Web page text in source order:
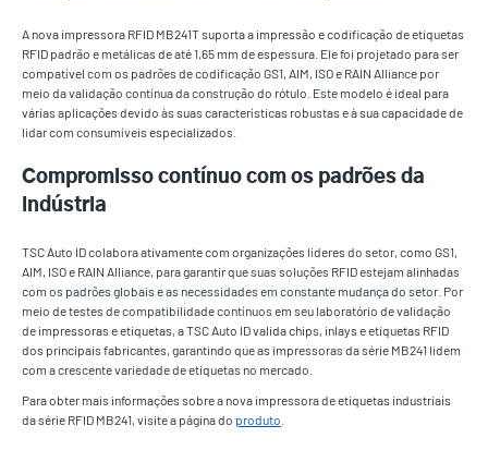
A nova impressora RFID MB241T suporta a impressão e codificação de etiquetas
RFID padrão e metálicas de até 1,65 mm de espessura. Ele foi projetado para ser
compatível com os padrões de codificação GS1, AIM, ISO e RAIN Alliance por
meio da validação contínua da construção do rótulo. Este modelo é ideal para
várias aplicações devido às suas características robustas e à sua capacidade de
lidar com consumíveis especializados.
Compromisso contínuo com os padrões da
indústria
TSC Auto ID colabora ativamente com organizações líderes do setor, como GS1,
AIM, ISO e RAIN Alliance, para garantir que suas soluções RFID estejam alinhadas
com os padrões globais e as necessidades em constante mudança do setor. Por
meio de testes de compatibilidade contínuos em seu laboratório de validação
de impressoras e etiquetas, a TSC Auto ID valida chips, inlays e etiquetas RFID
dos principais fabricantes, garantindo que as impressoras da série MB241 lidem
com a crescente variedade de etiquetas no mercado.
Para obter mais informações sobre a nova impressora de etiquetas industriais
da série RFID MB241, visite a página do produto